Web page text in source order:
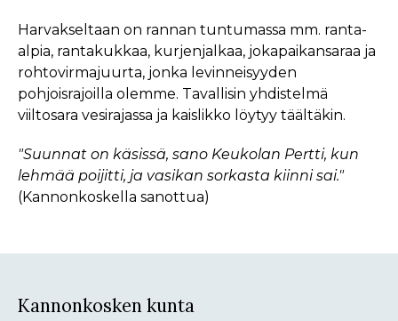
Harvakseltaan on rannan tuntumassa mm. ranta-
alpia, rantakukkaa, kurjenjalkaa, jokapaikansaraa ja
rohtovirmajuurta, jonka levinneisyyden
pohjoisrajoilla olemme. Tavallisin yhdistelmä
viiltosara vesirajassa ja kaislikko löytyy täältäkin.
"Suunnat on käsissä, sano Keukolan Pertti, kun
lehmää poijitti, ja vasikan sorkasta kiinni sai."
(Kannonkoskella sanottua)
Kannonkosken kunta